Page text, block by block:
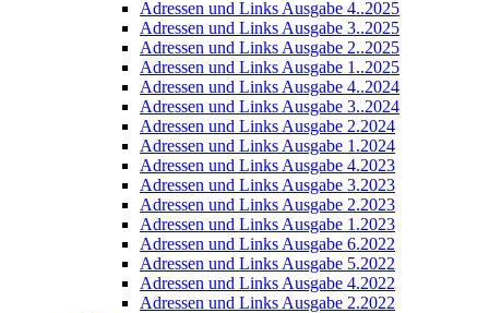
Adressen und Links Ausgabe 4..2025
Adressen und Links Ausgabe 3..2025
Adressen und Links Ausgabe 2..2025
Adressen und Links Ausgabe 1..2025
Adressen und Links Ausgabe 4..2024
Adressen und Links Ausgabe 3..2024
Adressen und Links Ausgabe 2.2024
Adressen und Links Ausgabe 1.2024
Adressen und Links Ausgabe 4.2023
Adressen und Links Ausgabe 3.2023
Adressen und Links Ausgabe 2.2023
Adressen und Links Ausgabe 1.2023
Adressen und Links Ausgabe 6.2022
Adressen und Links Ausgabe 5.2022
Adressen und Links Ausgabe 4.2022
Adressen und Links Ausgabe 2.2022